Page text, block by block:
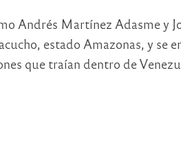
Andrés Martínez Adasme y
estado Amazonas, y se
que traían dentro de